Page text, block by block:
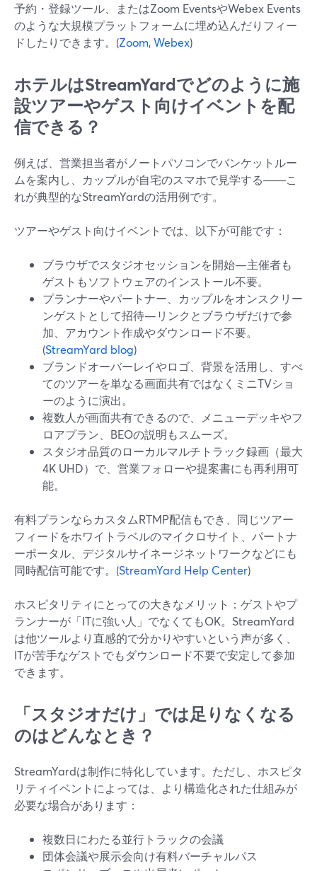
予約・登録ツール、またはZoom EventsやWebex Events
のような大規模プラットフォームに埋め込んだりフィー
ドしたりできます。(Zoom,Webex)
ホテルはStreamYardでどのように施
設ツアーやゲスト向けイベントを配
信できる？
例えば、営業担当者がノートパソコンでバンケットルー
ムを案内し、カップルが自宅のスマホで見学する――こ
れが典型的なStreamYardの活用例です。
ツアーやゲスト向けイベントでは、以下が可能です：
ブラウザでスタジオセッションを開始—主催者も
ゲストもソフトウェアのインストール不要。
プランナーやパートナー、カップルをオンスクリー
ンゲストとして招待—リンクとブラウザだけで参
加、アカウント作成やダウンロード不要。
(StreamYard blog)
ブランドオーバーレイやロゴ、背景を活用し、すべ
てのツアーを単なる画面共有ではなくミニTVショ
ーのように演出。
複数人が画面共有できるので、メニューデッキやフ
ロアプラン、BEOの説明もスムーズ。
スタジオ品質のローカルマルチトラック録画（最大
4K UHD）で、営業フォローや提案書にも再利用可
能。
有料プランならカスタムRTMP配信もでき、同じツアー
フィードをホワイトラベルのマイクロサイト、パートナ
ーポータル、デジタルサイネージネットワークなどにも
同時配信可能です。(StreamYard Help Center)
ホスピタリティにとっての大きなメリット：ゲストやプ
ランナーが「ITに強い人」でなくてもOK。StreamYard
は他ツールより直感的で分かりやすいという声が多く、
ITが苦手なゲストでもダウンロード不要で安定して参加
できます。
「スタジオだけ」では足りなくなる
のはどんなとき？
StreamYardは制作に特化しています。ただし、ホスピタ
リティイベントによっては、より構造化された仕組みが
必要な場合があります：
複数日にわたる並行トラックの会議
団体会議や展示会向け有料バーチャルパス